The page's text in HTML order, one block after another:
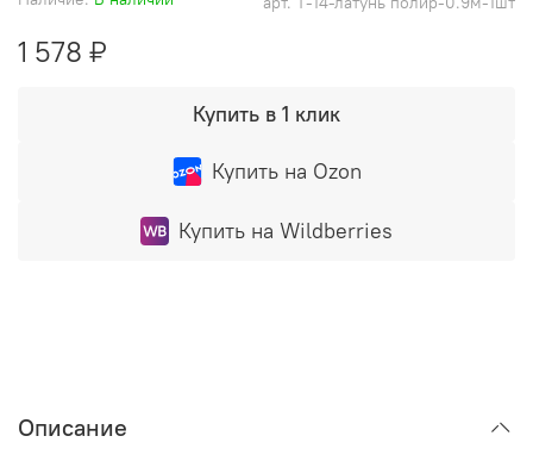
1 578 ₽
Купить в 1 клик
Купить на Ozon
Купить на Wildberries
Описание